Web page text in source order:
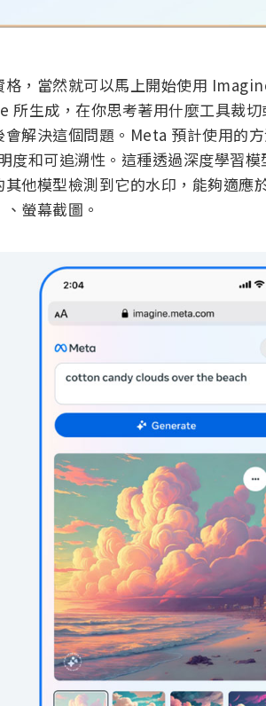
格，當然就可以馬上開始使用
所生成，在你思考著用什麼工具裁
會解決這個問題。Meta 預計使用的
度和可追溯性。這種透過深度學習
他模型檢測到它的水印，能夠適應
螢幕截圖。